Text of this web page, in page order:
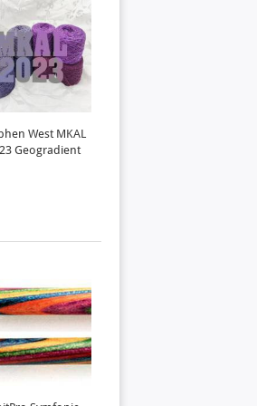
West MKAL
Geogradient